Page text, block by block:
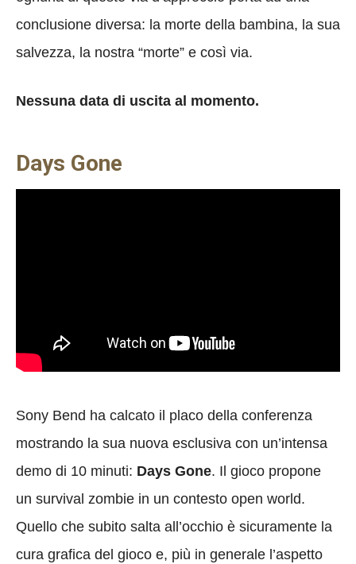
conclusione diversa: la morte della bambina, la sua
salvezza, la nostra “morte” e così via.
Nessuna data di uscita al momento.
Days Gone
Sony Bend ha calcato il placo della conferenza
mostrando la sua nuova esclusiva con un’intensa
demo di 10 minuti: Days Gone. Il gioco propone
un survival zombie in un contesto open world.
Quello che subito salta all’occhio è sicuramente la
cura grafica del gioco e, più in generale l’aspetto